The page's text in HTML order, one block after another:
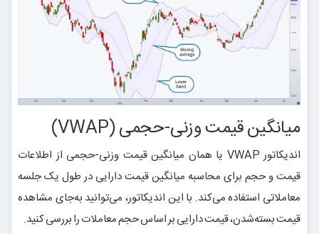
میانگین قیمت وزنی-حجمی (VWAP)
اندیکاتور VWAP یا همان میانگین قیمت وزنی-حجمی از اطلاعات
قیمت و حجم برای محاسبه میانگین قیمت دارایی در طول یک جلسه
معاملاتی استفاده می‌کند. با این اندیکاتور، می‌توانید به‌جای مشاهده
قیمت بسته‌شدن، قیمت دارایی بر اساس حجم معاملات را بررسی کنید.